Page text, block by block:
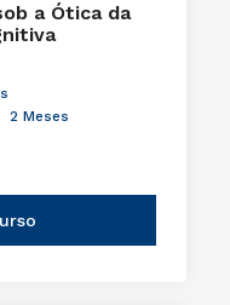
a Ótica da
2 Meses